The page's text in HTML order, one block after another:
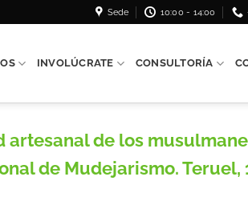
Sede 10:00 - 14:00
INVOLÚCRATE CONSULTORÍA
artesanal de los
de Mudejarismo. Teruel,